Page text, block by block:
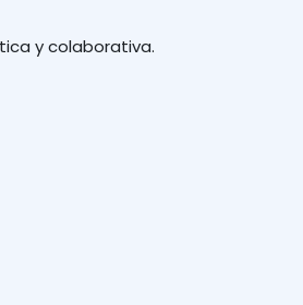
y colaborativa.